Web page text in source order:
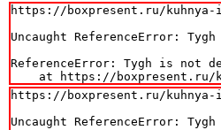
https://boxpresent.ru/kuhnya-
Uncaught ReferenceError:
ReferenceError: Tygh is not
at https://
https://boxpresent.ru/kuhnya-
Uncaught ReferenceError: